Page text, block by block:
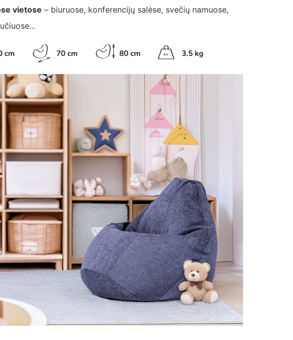
vietose – biuruose, konferencijų salėse, svečių namuose,
cm 70 cm 80 cm KG 3.5 kg